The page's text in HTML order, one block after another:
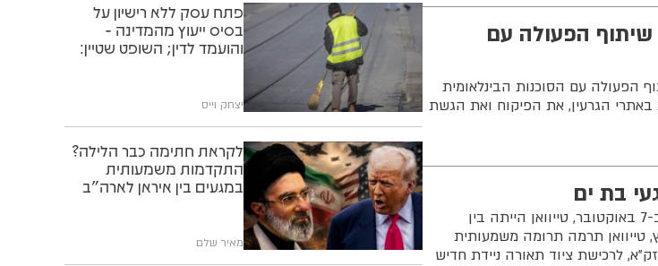
הפעולה עם
הפעולה עם הסוכנות הבינלאומית
הגרעין, את הפיקוח ואת הגשת
בת ים
מיד כשהתרחשה מתקפת הטרור על מדינת ישראל ב-7 באוקטובר, טייוואן הייתה בין
טייוואן תרמה תרומה משמעותית
פתח עסק ללא רישיון על
בסיס ייעוץ מהמדינה -
והועמד לדין; השופט שטיין:
יצחק וייס
לקראת חתימה כבר הלילה?
התקדמות משמעותית
במגעים בין איראן לארה"ב
מאיר שלם